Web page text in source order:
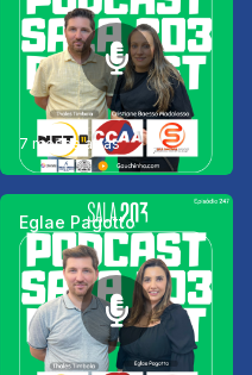
7 meses atrás
Eglae Pagotto